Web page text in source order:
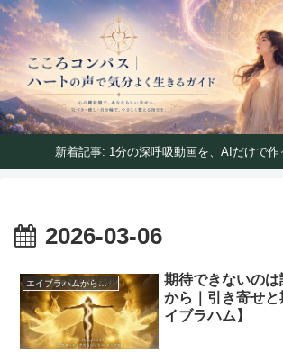
ハートの声で気分よく生きるガイド
こころコンパス｜ハートの声で気
ド
新着記事: 1分の深呼吸動画を、AIだけで作
2026-03-06
エイブラハムからのメッセージ
期待できないの
から｜引き寄せ
イブラハム】